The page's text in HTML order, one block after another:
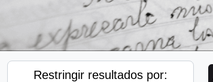
Restringir resultados por: